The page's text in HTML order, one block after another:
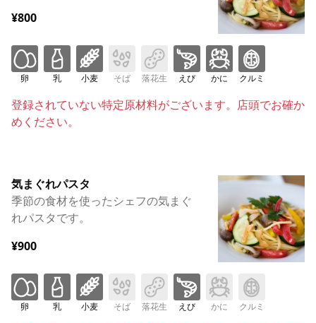
¥800
卵 乳 小麦 そば 落花生 えび かに クルミ
登録されていない特定原材料がございます。店頭でお確か
めください。
気まぐれパスタ
季節の食材を使ったシェフの気まぐ
れパスタです。
¥900
卵 乳 小麦 そば 落花生 えび かに クルミ